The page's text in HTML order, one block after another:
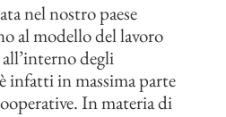
nel nostro paese
al modello del lavoro
degli
infatti in massima parte
In materia di